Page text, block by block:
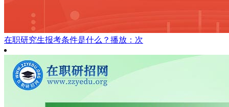
在职研究生报考条件是什么？ 播放：次